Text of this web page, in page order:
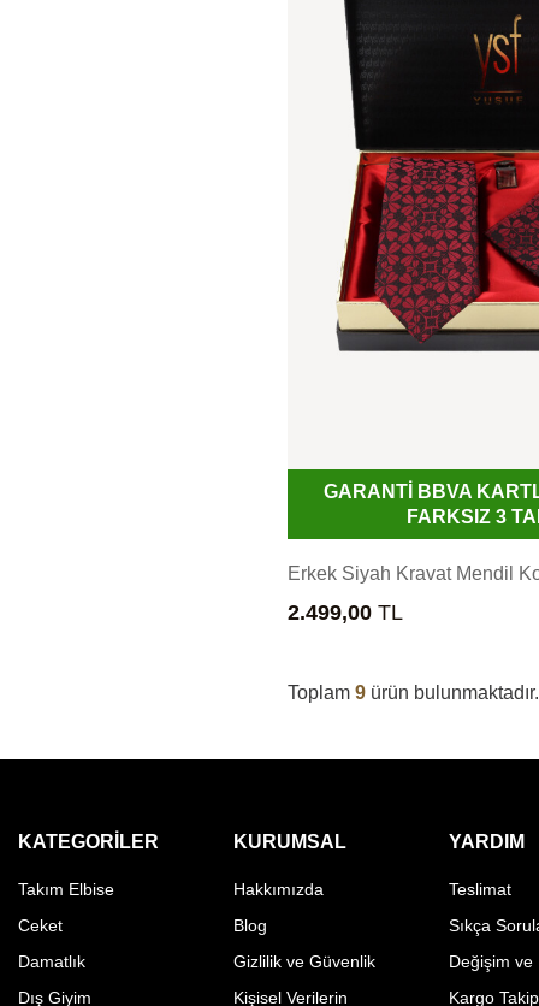
GARANTİ BBVA
FARKSIZ 3
Erkek Siyah Kravat Mendil
2.499,00 TL
Toplam 9 ürün bulunmaktadır.
KATEGORILER
Takım Elbise
Ceket
Damatlık
Dış Giyim
KURUMSAL
Hakkımızda
Blog
Gizlilik ve Güvenlik
Kişisel Verilerin
YARDIM
Teslimat
Sıkça
Değişim ve
Kargo Takip